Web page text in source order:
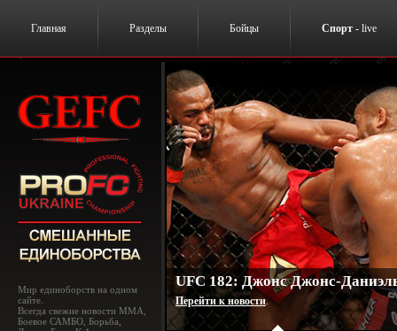
Главная Разделы Бойцы Спорт - live
Мир единоборств на одном
сайте.
Всегда свежие новости MMA,
Боевое САМБО, Борьба,
UFC 182: Джонс Джонс-
Перейти к новости.